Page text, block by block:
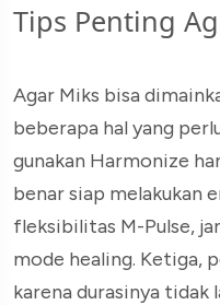
Tips Penting
Agar Miks bisa
beberapa hal yang
gunakan Harmonize
benar siap melakukan
fleksibilitas M-Pulse,
mode healing. Ketiga,
karena durasinya tidak